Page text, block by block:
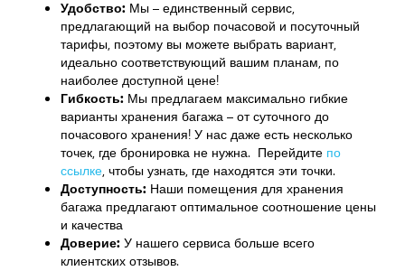
Удобство: Мы – единственный сервис,
предлагающий на выбор почасовой и посуточный
тарифы, поэтому вы можете выбрать вариант,
идеально соответствующий вашим планам, по
наиболее доступной цене!
Гибкость: Мы предлагаем максимально гибкие
варианты хранения багажа – от суточного до
почасового хранения! У нас даже есть несколько
точек, где бронировка не нужна. Перейдите по
ссылке,чтобы узнать, где находятся эти точки.
Доступность: Наши помещения для хранения
багажа предлагают оптимальное соотношение цены
и качества
Доверие: У нашего сервиса больше всего
клиентских отзывов.